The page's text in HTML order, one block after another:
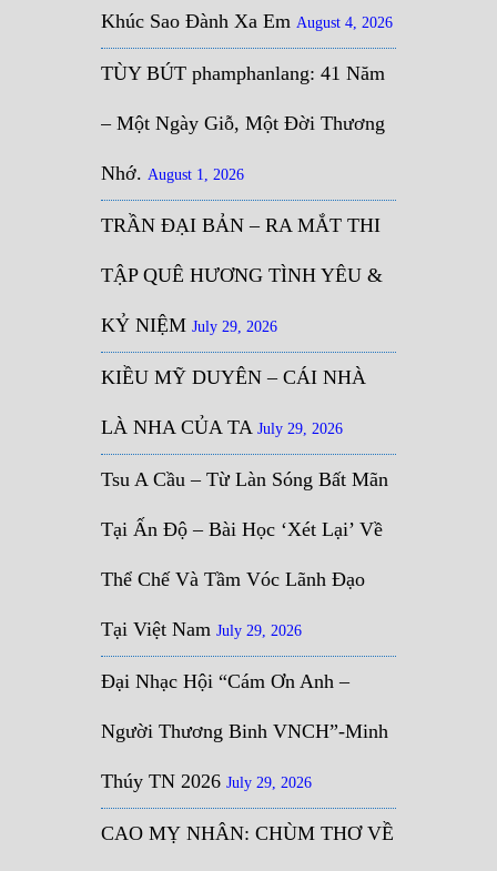
Khúc Sao Đành Xa Em August 4, 2026
TÙY BÚT phamphanlang: 41 Năm
– Một Ngày Giỗ, Một Đời Thương
Nhớ. August 1, 2026
TRẦN ĐẠI BẢN – RA MẮT THI
TẬP QUÊ HƯƠNG TÌNH YÊU &
KỶ NIỆM July 29, 2026
KIỀU MỸ DUYÊN – CÁI NHÀ
LÀ NHA CỦA TA July 29, 2026
Tsu A Cầu – Từ Làn Sóng Bất Mãn
Tại Ấn Độ – Bài Học ‘Xét Lại’ Về
Thể Chế Và Tầm Vóc Lãnh Đạo
Tại Việt Nam July 29, 2026
Đại Nhạc Hội “Cám Ơn Anh –
Người Thương Binh VNCH”-Minh
Thúy TN 2026 July 29, 2026
CAO MỴ NHÂN: CHÙM THƠ VỀ